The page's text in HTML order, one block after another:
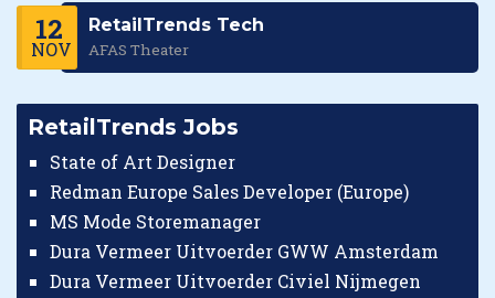
12
NOV
RetailTrends Tech
AFAS Theater
RetailTrends Jobs
State of Art Designer
Redman Europe Sales Developer (Europe)
MS Mode Storemanager
Dura Vermeer Uitvoerder GWW Amsterdam
Dura Vermeer Uitvoerder Civiel Nijmegen